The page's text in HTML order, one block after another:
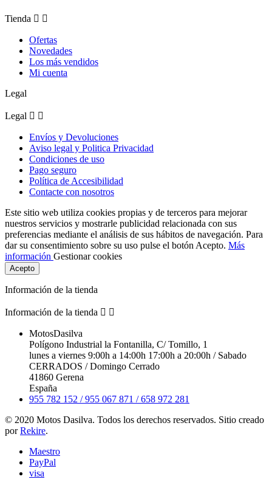
Tienda  
Ofertas
Novedades
Los más vendidos
Mi cuenta
Legal
Legal  
Envíos y Devoluciones
Aviso legal y Politica Privacidad
Condiciones de uso
Pago seguro
Política de Accesibilidad
Contacte con nosotros
Este sitio web utiliza cookies propias y de terceros para mejorar
nuestros servicios y mostrarle publicidad relacionada con sus
preferencias mediante el análisis de sus hábitos de navegación. Para
dar su consentimiento sobre su uso pulse el botón Acepto. Más
información Gestionar cookies
Acepto
Información de la tienda
Información de la tienda  
MotosDasilva
Polígono Industrial la Fontanilla, C/ Tomillo, 1
lunes a viernes 9:00h a 14:00h 17:00h a 20:00h / Sabado
CERRADOS / Domingo Cerrado
41860 Gerena
España
955 782 152 / 955 067 871 / 658 972 281
© 2020 Motos Dasilva. Todos los derechos reservados. Sitio creado
porRekire.
Maestro
PayPal
visa